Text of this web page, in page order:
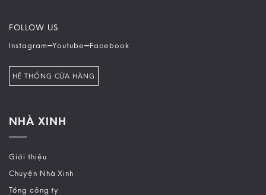
FOLLOW US
Instagram–Youtube–Facebook
HỆ THỐNG CỬA HÀNG
NHÀ XINH
Giới thiệu
Chuyện Nhà Xinh
Tổng công ty